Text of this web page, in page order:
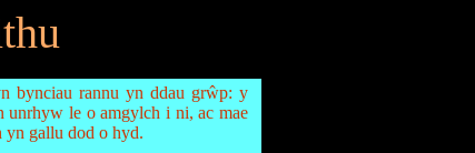
bynciau rannu yn ddau grŵp: y
unrhyw le o amgylch i ni, ac mae
yn gallu dod o hyd.